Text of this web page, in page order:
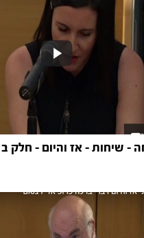
- שיחות - אז והיום - חלק ב